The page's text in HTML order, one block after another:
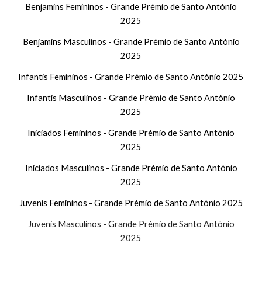
Benjamins Femininos - Grande Prémio de Santo António
2025
Benjamins Masculinos - Grande Prémio de Santo António
2025
Infantis Femininos - Grande Prémio de Santo António 2025
Infantis Masculinos - Grande Prémio de Santo António
2025
Iniciados Femininos - Grande Prémio de Santo António
2025
Iniciados Masculinos - Grande Prémio de Santo António
2025
Juvenis Femininos - Grande Prémio de Santo António 2025
Juvenis Masculinos - Grande Prémio de Santo António
2025